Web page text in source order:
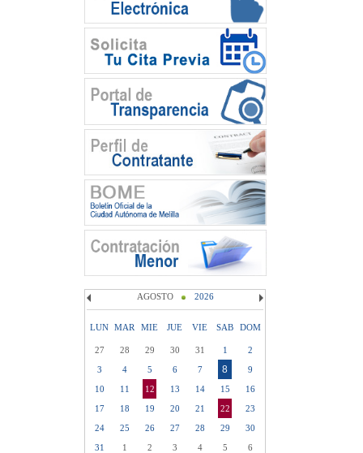
AGOSTO 2026
LUN MAR MIE JUE VIE SAB DOM
27 28 29 30 31 1
2
3
4 5 6 7 8
9
10
11 12 13 14 15
16
17
18 19 20 21 22
23
24
25 26 27 28 29
30
31
1 2 3 4 5 6